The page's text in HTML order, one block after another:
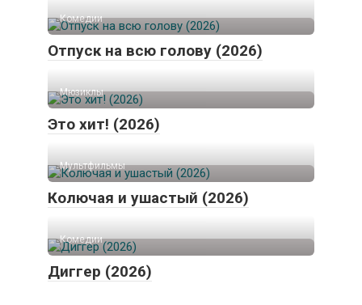
Комедии
Отпуск на всю голову (2026)
Мюзиклы
Это хит! (2026)
Мультфильмы
Колючая и ушастый (2026)
Комедии
Диггер (2026)